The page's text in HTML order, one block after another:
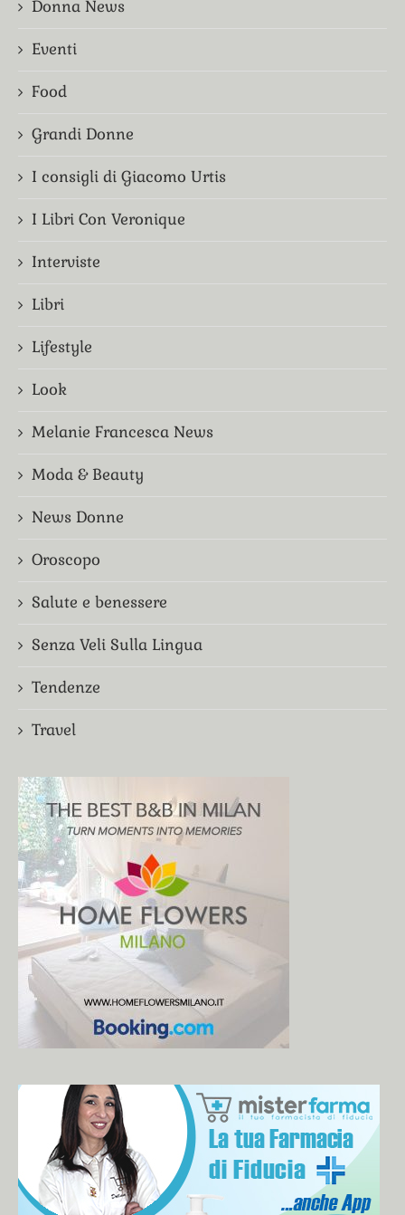
Donna News
Eventi
Food
Grandi Donne
I consigli di Giacomo Urtis
I Libri Con Veronique
Interviste
Libri
Lifestyle
Look
Melanie Francesca News
Moda & Beauty
News Donne
Oroscopo
Salute e benessere
Senza Veli Sulla Lingua
Tendenze
Travel